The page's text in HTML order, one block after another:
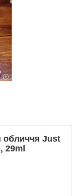
обличчя Just
29ml